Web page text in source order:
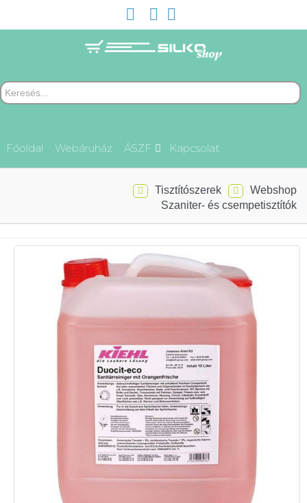
Főoldal Webáruház ÁSZF Kapcsolat
Webshop
Tisztítószerek
Szaniter- és csempetisztítók